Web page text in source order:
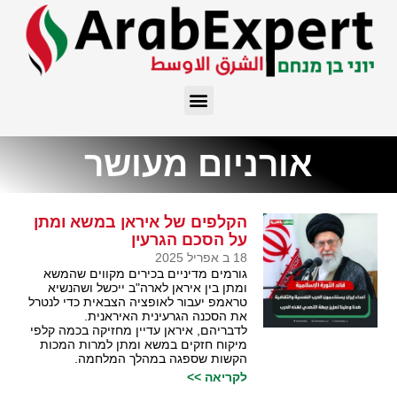
אורניום מעושר
הקלפים של איראן במשא ומתן
על הסכם הגרעין
18 ב אפריל 2025
גורמים מדיניים בכירים מקווים שהמשא
ומתן בין איראן לארה"ב ייכשל ושהנשיא
טראמפ יעבור לאופציה הצבאית כדי לנטרל
את הסכנה הגרעינית האיראנית.
לדבריהם, איראן עדיין מחזיקה בכמה קלפי
מיקוח חזקים במשא ומתן למרות המכות
הקשות שספגה במהלך המלחמה.
לקריאה >>